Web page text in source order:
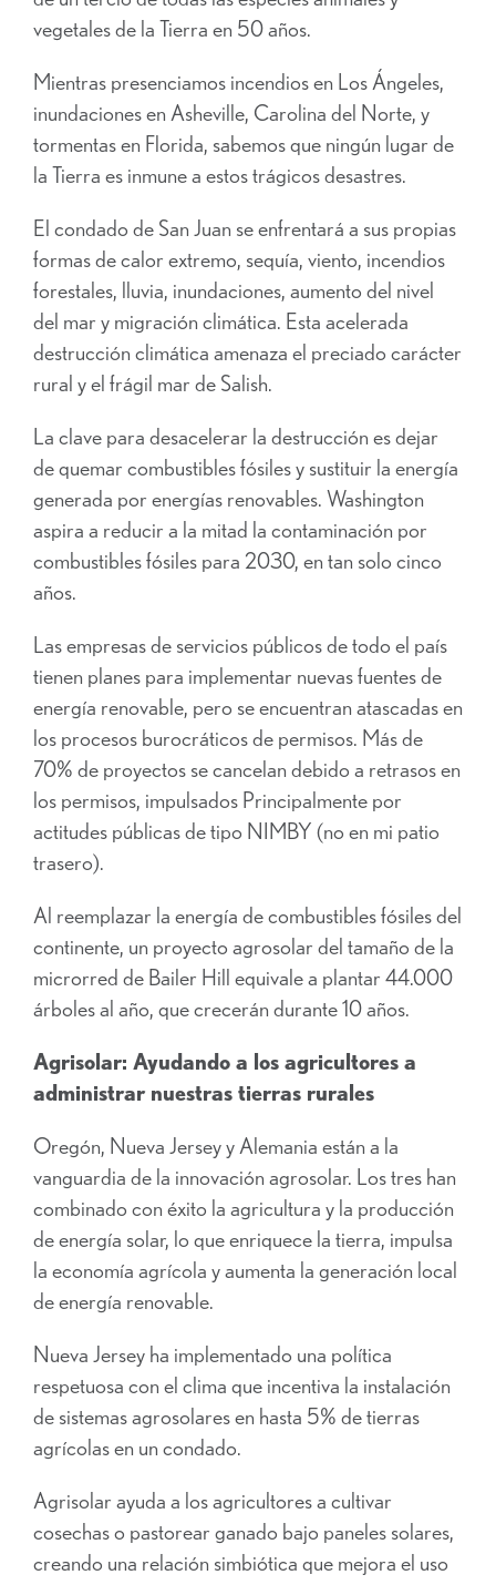
vegetales de la Tierra en 50 años.
Mientras presenciamos incendios en Los Ángeles,
inundaciones en Asheville, Carolina del Norte, y
tormentas en Florida, sabemos que ningún lugar de
la Tierra es inmune a estos trágicos desastres.
El condado de San Juan se enfrentará a sus propias
formas de calor extremo, sequía, viento, incendios
forestales, lluvia, inundaciones, aumento del nivel
del mar y migración climática. Esta acelerada
destrucción climática amenaza el preciado carácter
rural y el frágil mar de Salish.
La clave para desacelerar la destrucción es dejar
de quemar combustibles fósiles y sustituir la energía
generada por energías renovables. Washington
aspira a reducir a la mitad la contaminación por
combustibles fósiles para 2030, en tan solo cinco
años.
Las empresas de servicios públicos de todo el país
tienen planes para implementar nuevas fuentes de
energía renovable, pero se encuentran atascadas en
los procesos burocráticos de permisos. Más de
70% de proyectos se cancelan debido a retrasos en
los permisos, impulsados Principalmente por
actitudes públicas de tipo NIMBY (no en mi patio
trasero).
Al reemplazar la energía de combustibles fósiles del
continente, un proyecto agrosolar del tamaño de la
microrred de Bailer Hill equivale a plantar 44.000
árboles al año, que crecerán durante 10 años.
Agrisolar: Ayudando a los agricultores a
administrar nuestras tierras rurales
Oregón, Nueva Jersey y Alemania están a la
vanguardia de la innovación agrosolar. Los tres han
combinado con éxito la agricultura y la producción
de energía solar, lo que enriquece la tierra, impulsa
la economía agrícola y aumenta la generación local
de energía renovable.
Nueva Jersey ha implementado una política
respetuosa con el clima que incentiva la instalación
de sistemas agrosolares en hasta 5% de tierras
agrícolas en un condado.
Agrisolar ayuda a los agricultores a cultivar
cosechas o pastorear ganado bajo paneles solares,
creando una relación simbiótica que mejora el uso